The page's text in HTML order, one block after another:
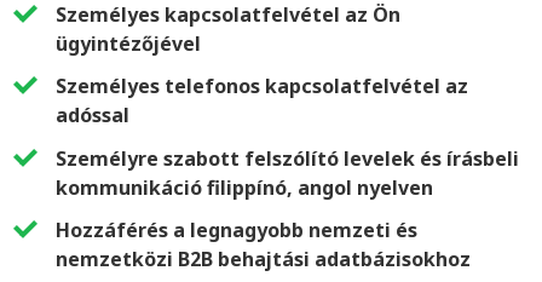
Személyes kapcsolatfelvétel az Ön
ügyintézőjével
Személyes telefonos kapcsolatfelvétel az
adóssal
Személyre szabott felszólító levelek és írásbeli
kommunikáció filippínó, angol nyelven
Hozzáférés a legnagyobb nemzeti és
nemzetközi B2B behajtási adatbázisokhoz